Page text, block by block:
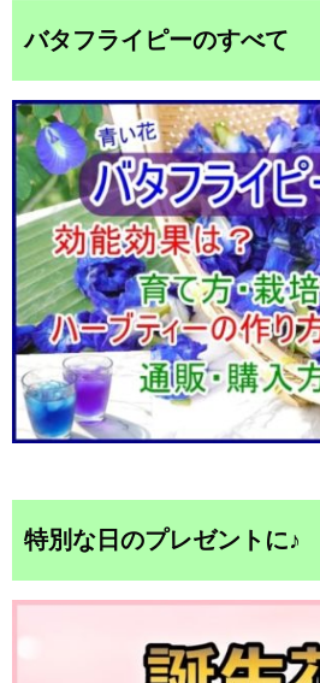
バタフライピーのすべて
特別な日のプレゼントに♪